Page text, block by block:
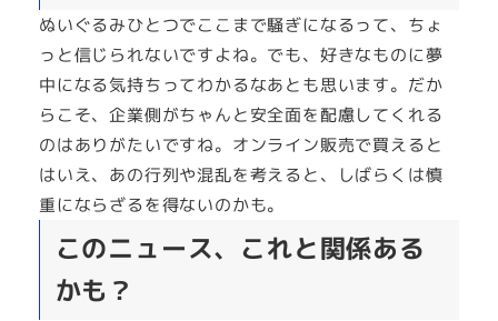
ぬいぐるみひとつでここまで騒ぎになるって、ちょ
っと信じられないですよね。でも、好きなものに夢
中になる気持ちってわかるなあとも思います。だか
らこそ、企業側がちゃんと安全面を配慮してくれる
のはありがたいですね。オンライン販売で買えると
はいえ、あの行列や混乱を考えると、しばらくは慎
重にならざるを得ないのかも。
このニュース、これと関係ある
かも？